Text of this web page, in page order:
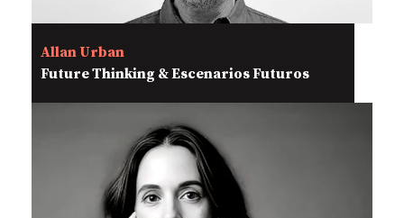
Allan Urban
Future Thinking & Escenarios Futuros